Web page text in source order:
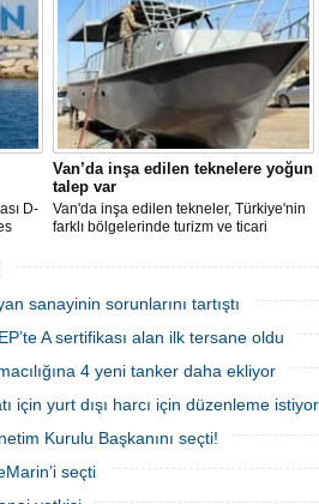
yatırımlarını bütüncül bir anlayışla
hayata geçirmeliyiz" dedi.
D-
Van’da inşa edilen teknelere yoğun
talep var
Van'da inşa edilen tekneler, Türkiye'nin
farklı bölgelerinde turizm ve ticari
göllerle buluşuyor. Müşterilerin
tekneler, donanım ve özelliklerine göre
şekillendirilerek teslim ediliyor.
sanayinin sorunlarını tartıştı
A sertifikası alan ilk tersane oldu
4 yeni tanker daha ekliyor
için yurt dışı harcı için düzenleme istiyor
Kurulu Başkanını seçti!
seçti